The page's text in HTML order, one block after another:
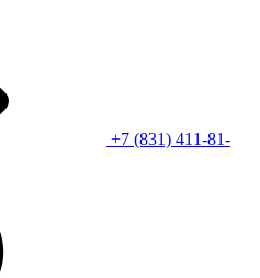
+7 (831) 411-81-